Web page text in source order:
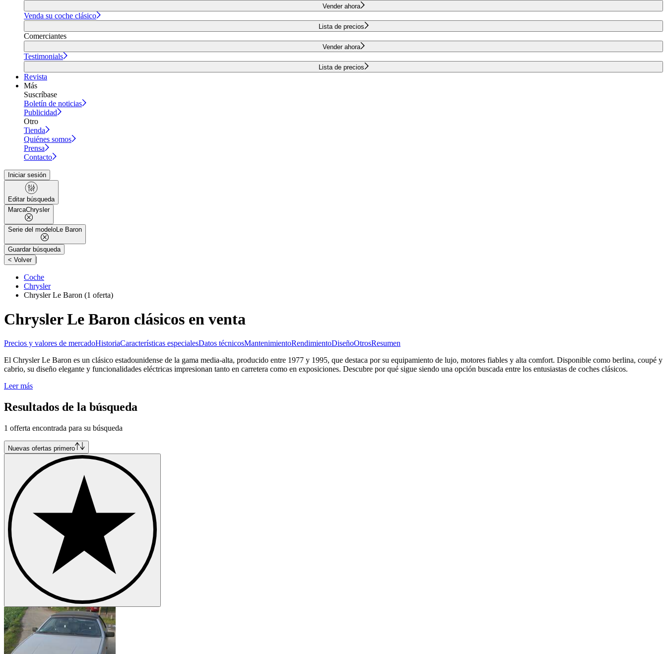
Vender ahora
Venda su coche clásico
Lista de precios
Comerciantes
Vender ahora
Testimonials
Lista de precios
Revista
Más
Suscríbase
Boletín de noticias
Publicidad
Otro
Tienda
Quiénes somos
Prensa
Contacto
Iniciar sesión
Editar búsqueda
MarcaChrysler
Serie del modeloLe Baron
Guardar búsqueda
< Volver |
Coche
Chrysler
Chrysler Le Baron (1 oferta)
Chrysler Le Baron clásicos en venta
Precios y valores de mercadoHistoriaCaracterísticas especialesDatos técnicosMantenimientoRendimientoDiseñoOtrosResumen
El Chrysler Le Baron es un clásico estadounidense de la gama media-alta, producido entre 1977 y 1995, que destaca por su equipamiento de lujo, motores fiables y alta comfort. Disponible como berlina, coupé y
cabrio, su diseño elegante y funcionalidades eléctricas impresionan tanto en carretera como en exposiciones. Descubre por qué sigue siendo una opción buscada entre los entusiastas de coches clásicos.
Leer más
Resultados de la búsqueda
1 offerta encontrada para su búsqueda
Nuevas ofertas primero